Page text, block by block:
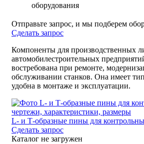
оборудования
Отправьте запрос, и мы подберем
Сделать запрос
Компоненты для производственных
автомобилестроительных
востребована при ремонте,
обслуживании станков. Она имеет
удобна в монтаже и эксплуатации.
L- и Т-образные пины для
Сделать запрос
Каталог не загружен